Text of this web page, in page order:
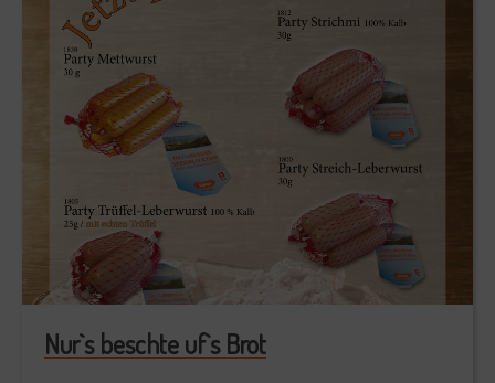
Nur`s beschte uf`s Brot